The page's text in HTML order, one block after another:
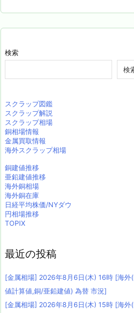
検索
検
スクラップ図鑑
スクラップ解説
スクラップ相場
銅相場情報
金属買取情報
海外スクラップ相場
銅建値推移
亜鉛建値推移
海外銅相場
海外銅在庫
日経平均株価/NYダウ
円相場推移
TOPIX
最近の投稿
[金属相場] 2026年8月6日(木) 16時 [海外
値計算値,銅/亜鉛建値) 為替 市況]
[金属相場] 2026年8月6日(木) 15時 [海外